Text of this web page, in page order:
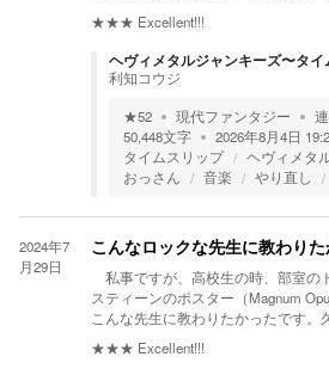
★★★ Excellent!!!
ヘヴィメタルジャンキーズ〜タ
利知コウジ
★52 現代ファンタジー
50,448文字 2026年8月4日
タイムスリップ
ヘヴィメタ
おっさん
音楽 やり直し
2024年7
月29日
こんなロックな先生に教わりた
私事ですが、高校生の時、部室の
スティーンのポスター（Magnum
こんな先生に教わりたかったです。
★★★ Excellent!!!